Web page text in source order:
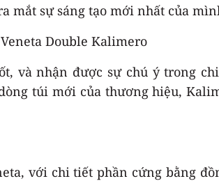
mắt sự sáng tạo mới nhất của
và nhận được sự chú ý trong
túi mới của thương hiệu,
​​với chi tiết phần cứng bằng